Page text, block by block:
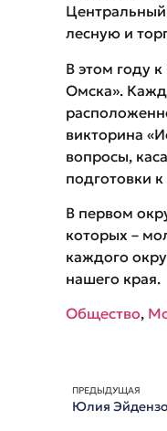
лесную и
В этом году
Омска».
викторина
вопросы,
подготовки
В первом
которых –
каждого
нашего края.
Общество,
ПРЕДЫДУЩАЯ
Юлия